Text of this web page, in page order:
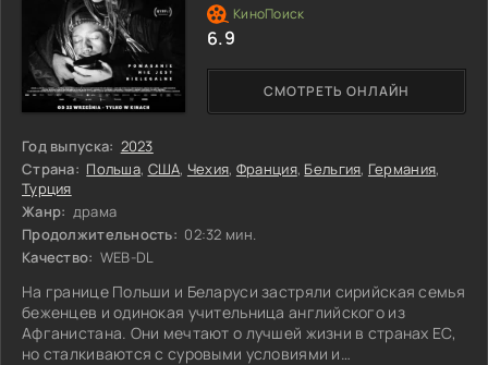
Год выпуска: 2023
Страна: Польша, США, Чехия, Франция, Бельгия, Германия,
Турция
Жанр: драма
Продолжительность: 02:32 мин.
Качество: WEB-DL
На границе Польши и Беларуси застряли сирийская семья
беженцев и одинокая учительница английского из
Афганистана. Они мечтают о лучшей жизни в странах ЕС,
но сталкиваются с суровыми условиями и
СМОТРЕТЬ ОНЛАЙН
6.9